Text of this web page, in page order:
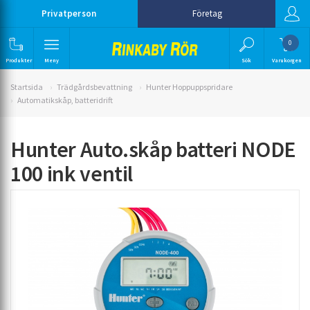
Privatperson Företag
Produkter Meny Sök
0
Varukorgen
Startsida Trädgårdsbevattning
Hunter Hoppuppspridare
Automatikskåp, batteridrift
Hunter Auto.skåp batteri NODE
100 ink ventil